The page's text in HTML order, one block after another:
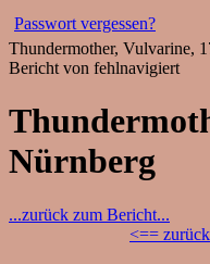
Passwort vergessen?
Thundermother, Vulvarine,
Bericht von fehlnavigiert
Nürnberg
...zurück zum Bericht...
<== zurück